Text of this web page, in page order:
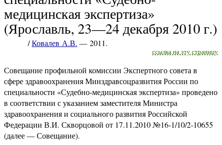
медицинская экспертиза»
(Ярославль, 23—24 декабря 2010 г.)
/Ковалев А.В. — 2011.
ссылка на эту страницу
Совещание профильной комиссии Экспертного совета в
сфере здравоохранения Минздравсоцразвития России по
специальности «Судебно-медицинская экспертиза» проведено
в соответствии с указанием заместителя Министра
здравоохранения и социального развития Российской
Федерации В.И. Скворцовой от 17.11.2010 №16-1/10/2-10655
(далее — Совещание).